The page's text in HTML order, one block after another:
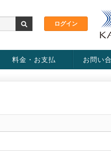
料金・お支払 お問い